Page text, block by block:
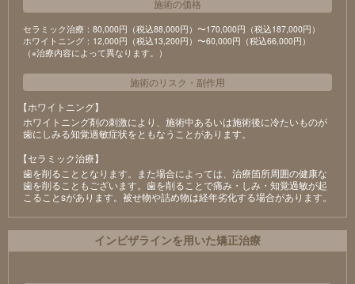
施術の価格
セラミック治療：80,000円（税込88,000円）〜170,000円（税込187,000円）
ホワイトニング：12,000円（税込13,200円）〜60,000円（税込66,000円）
（※治療内容によって異なります。）
施術のリスク ・ 副作用
【ホワイトニング】
ホワイトニング剤の刺激により、施術中あるいは施術後に冷たいものが
⻭にしみる知覚過敏症状をともなうことがあります。
【セラミック治療】
⻭を削ることとなります。また場合によっては、治療箇所周囲の健康な
⻭を削ることもございます。⻭を削ることで痛み・しみ・知覚過敏が起
こることsがあります。被せ物や詰め物は経年劣化する場合があります。
インビザラインを用いた矯正治療